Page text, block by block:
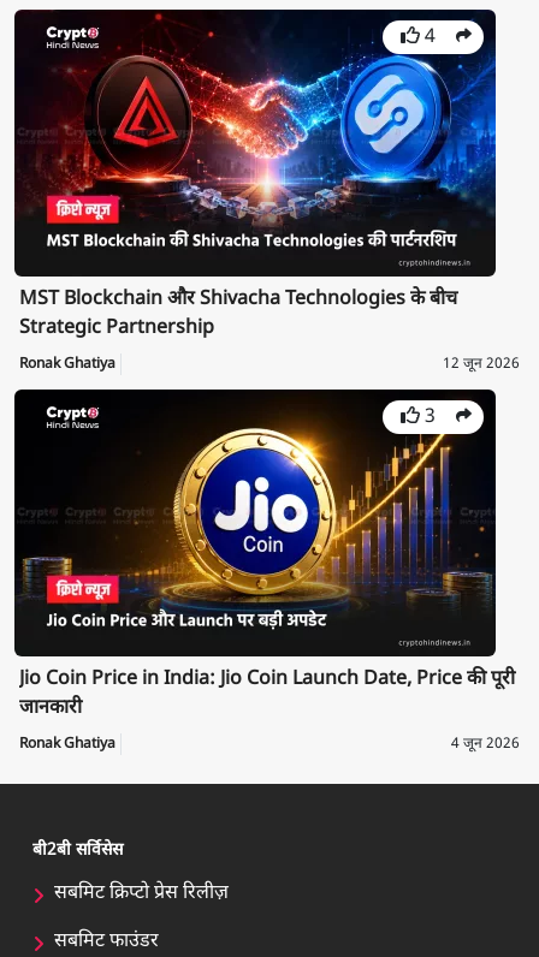
4
MST Blockchain और Shivacha Technologies के बीच
Strategic Partnership
Ronak Ghatiya 12 जून 2026
3
Jio Coin Price in India: Jio Coin Launch Date, Price की पूरी
जानकारी
Ronak Ghatiya 4 जून 2026
बी2बी सर्विसेस
सबमिट क्रिप्टो प्रेस रिलीज़
सबमिट फाउंडर